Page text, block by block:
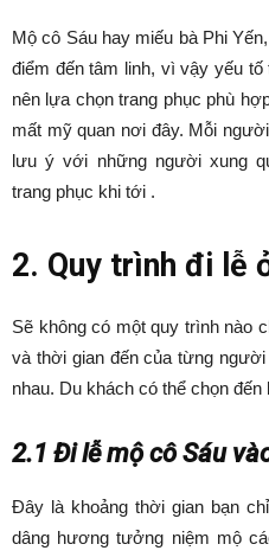
Mộ cô Sáu hay miếu bà Phi
điểm đến tâm linh, vì vậy yếu
nên lựa chọn trang phục phù
mất mỹ quan nơi đây. Mỗi
lưu ý với những người xung
trang phục khi tới .
2. Quy trình đi lễ
Sẽ không có một quy trình nào
và thời gian đến của từng
nhau. Du khách có thể chọn
2.1 Đi lễ mộ cô Sáu
Đây là khoảng thời gian bạn
dâng hương tưởng niệm mộ